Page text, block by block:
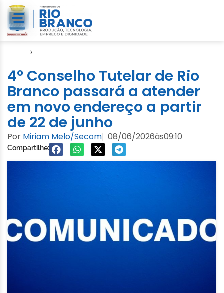
›
4º Conselho Tutelar de Rio
Branco passará a atender
em novo endereço a partir
de 22 de junho
Por Miriam Melo/Secom| 08/06/2026às09:10
Compartilhe: